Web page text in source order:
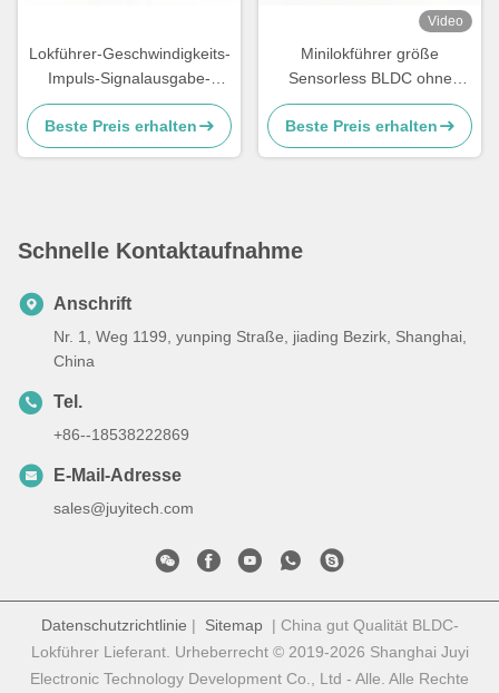
Lokführer-Geschwindigkeits-
Impuls-Signalausgabe-
bloßes Brett Rechteck
Sensorless BLDC
Beste Preis erhalten
Video
Minilokführer größe
Sensorless BLDC ohne
unterzubringen und
Kühlkörper
Beste Preis erhalten
Schnelle Kontaktaufnahme
Anschrift
Nr. 1, Weg 1199, yunping Straße, jiading Bezirk, Shanghai,
China
Tel.
+86--18538222869
E-Mail-Adresse
sales@juyitech.com
Datenschutzrichtlinie | Sitemap| China gut Qualität BLDC-
Lokführer Lieferant. Urheberrecht © 2019-2026 Shanghai Juyi
Electronic Technology Development Co., Ltd - Alle. Alle Rechte